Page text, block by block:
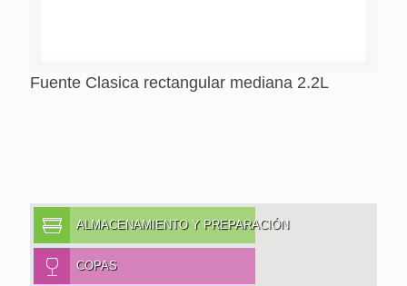
Fuente Clasica rectangular mediana 2.2L
ALMACENAMIENTO Y PREPARACIÓN
COPAS